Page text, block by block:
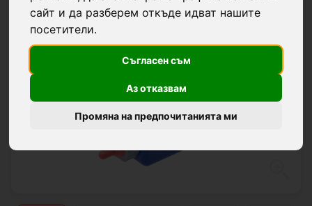
сайт и да разберем откъде идват нашите
посетители.
Съгласен съм
Аз отказвам
Промяна на предпочитанията ми